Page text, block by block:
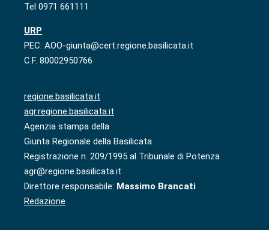
Tel 0971 661111
URP
PEC: AOO-giunta@cert.regione.basilicata.it
C.F. 80002950766
regione.basilicata.it
agr.regione.basilicata.it
Agenzia stampa della
Giunta Regionale della Basilicata
Registrazione n. 209/1995 al Tribunale di Potenza
agr@regione.basilicata.it
Direttore responsabile: Massimo Brancati
Redazione